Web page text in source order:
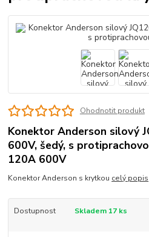
Ohodnotit produkt
Konektor Anderson silový
600V, šedý, s
120A 600V
Konektor Anderson s krytkou celý popis
Dostupnost Skladem 17 ks